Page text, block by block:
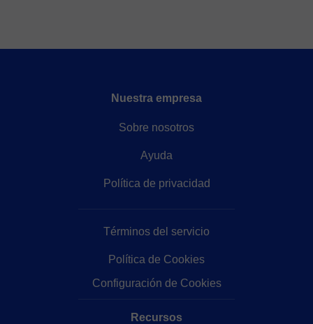
Nuestra empresa
Sobre nosotros
Ayuda
Política de privacidad
Términos del servicio
Política de Cookies
Configuración de Cookies
Recursos